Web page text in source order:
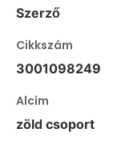
Szerző
Cikkszám
3001098249
Alcím
zöld csoport